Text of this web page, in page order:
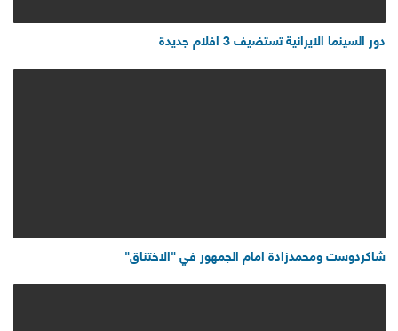
شاكردوست ومحمدزادة امام الجمهور في "الاختناق"
دور السينما الايرانية تستضيف 3 افلام جديدة